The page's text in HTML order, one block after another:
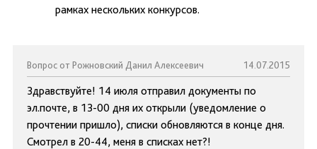
рамках нескольких конкурсов.
Вопрос от Рожновский Данил Алексеевич 14.07.2015
Здравствуйте! 14 июля отправил документы по
эл.почте, в 13-00 дня их открыли (уведомление о
прочтении пришло), списки обновляются в конце дня.
Смотрел в 20-44, меня в списках нет?!